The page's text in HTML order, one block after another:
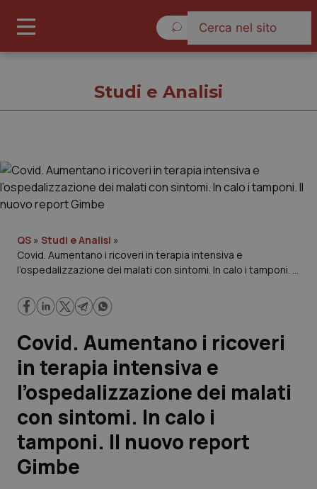
Cronache
Governo e Parlamento
Regioni e Asl
Lavoro e Professioni
Scienza e Farmaci
Studi e Analisi
Lettere al direttore
Edizioni Regionali
Studi e Analisi
QS » Studi e Analisi »
Covid. Aumentano i ricoveri in terapia intensiva e
l’ospedalizzazione dei malati con sintomi. In calo i tamponi. Il
Covid. Aumentano i ricoveri
in terapia intensiva e
l’ospedalizzazione dei malati
con sintomi. In calo i
tamponi. Il nuovo report
Gimbe